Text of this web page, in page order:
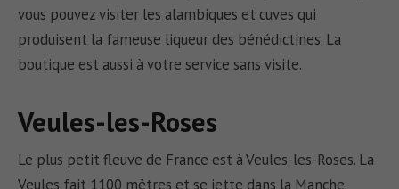
vous pouvez visiter les alambiques et cuves qui
produisent la fameuse liqueur des bénédictines. La
boutique est aussi à votre service sans visite.
Veules-les-Roses
Le plus petit fleuve de France est à Veules-les-Roses. La
Veules fait 1100 mètres et se jette dans la Manche.